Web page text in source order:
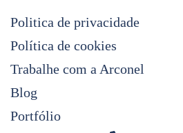
Politica de privacidade
Política de cookies
Trabalhe com a Arconel
Blog
Portfólio